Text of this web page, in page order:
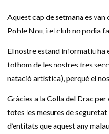
Aquest cap de setmana es
Poble Nou, i el club no podia
El nostre estand informatiu
tothom de les nostres tres
natació artística), perquè el
Gràcies a la Colla del Drac
totes les mesures de
d’entitats que aquest any